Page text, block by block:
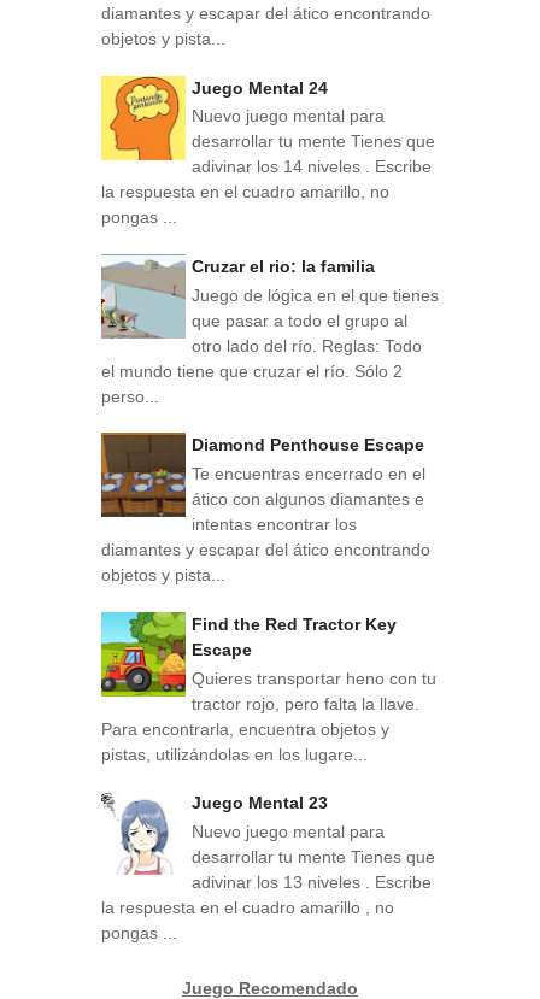
diamantes y escapar del ático encontrando
objetos y pista...
Juego Mental 24
Nuevo juego mental para
desarrollar tu mente Tienes que
adivinar los 14 niveles . Escribe
la respuesta en el cuadro amarillo, no
pongas ...
Cruzar el rio: la familia
Juego de lógica en el que tienes
que pasar a todo el grupo al
otro lado del río. Reglas: Todo
el mundo tiene que cruzar el río. Sólo 2
perso...
Diamond Penthouse Escape
Te encuentras encerrado en el
ático con algunos diamantes e
intentas encontrar los
diamantes y escapar del ático encontrando
objetos y pista...
Find the Red Tractor Key
Escape
Quieres transportar heno con tu
tractor rojo, pero falta la llave.
Para encontrarla, encuentra objetos y
pistas, utilizándolas en los lugare...
Juego Mental 23
Nuevo juego mental para
desarrollar tu mente Tienes que
adivinar los 13 niveles . Escribe
la respuesta en el cuadro amarillo , no
pongas ...
Juego Recomendado